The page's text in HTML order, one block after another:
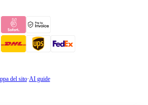
del sito·AI guide